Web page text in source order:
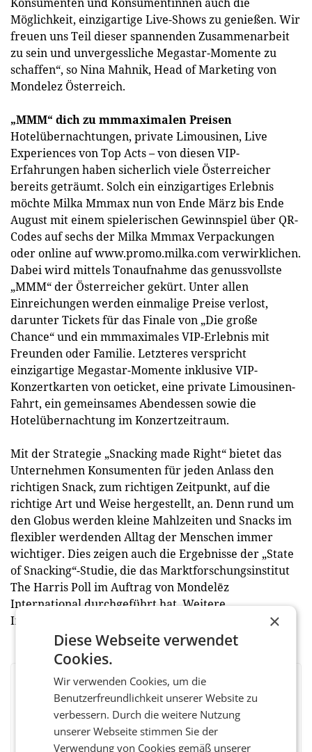
Möglichkeit, einzigartige Live-Shows zu genießen. Wir
freuen uns Teil dieser spannenden Zusammenarbeit
zu sein und unvergessliche Megastar-Momente zu
schaffen“, so Nina Mahnik, Head of Marketing von
Mondelez Österreich.
„MMM“ dich zu mmmaximalen Preisen
Hotelübernachtungen, private Limousinen, Live
Experiences von Top Acts – von diesen VIP-
Erfahrungen haben sicherlich viele Österreicher
bereits geträumt. Solch ein einzigartiges Erlebnis
möchte Milka Mmmax nun von Ende März bis Ende
August mit einem spielerischen Gewinnspiel über QR-
Codes auf sechs der Milka Mmmax Verpackungen
oder online auf www.promo.milka.com verwirklichen.
Dabei wird mittels Tonaufnahme das genussvollste
„MMM“ der Österreicher gekürt. Unter allen
Einreichungen werden einmalige Preise verlost,
darunter Tickets für das Finale von „Die große
Chance“ und ein mmmaximales VIP-Erlebnis mit
Freunden oder Familie. Letzteres verspricht
einzigartige Megastar-Momente inklusive VIP-
Konzertkarten von oeticket, eine private Limousinen-
Fahrt, ein gemeinsames Abendessen sowie die
Hotelübernachtung im Konzertzeitraum.
Mit der Strategie „Snacking made Right“ bietet das
Unternehmen Konsumenten für jeden Anlass den
richtigen Snack, zum richtigen Zeitpunkt, auf die
richtige Art und Weise hergestellt, an. Denn rund um
den Globus werden kleine Mahlzeiten und Snacks im
flexibler werdenden Alltag der Menschen immer
wichtiger. Dies zeigen auch die Ergebnisse der „State
of Snacking“-Studie, die das Marktforschungsinstitut
The Harris Poll im Auftrag von Mondelēz
International durchgeführt hat. Weitere
Informationen finden Sie hier.
BEWERTEN SIE DIESEN ARTIKEL
×
Diese Webseite verwendet
Cookies.
Wir verwenden Cookies, um die
Benutzerfreundlichkeit unserer Website zu
verbessern. Durch die weitere Nutzung
unserer Webseite stimmen Sie der
Verwendung von Cookies gemäß unserer